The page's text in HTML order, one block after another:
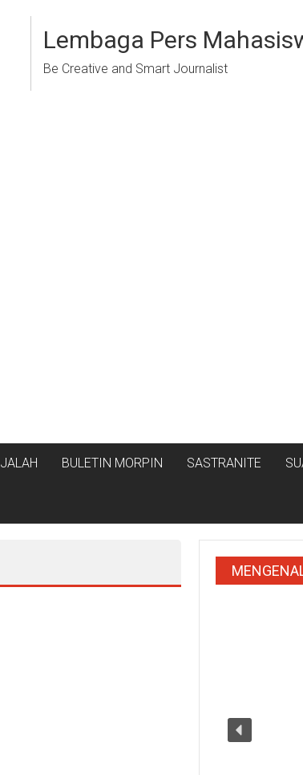
Lembaga Pers
Be Creative and Smart Journalist
BULETIN MORPIN SASTRANITE